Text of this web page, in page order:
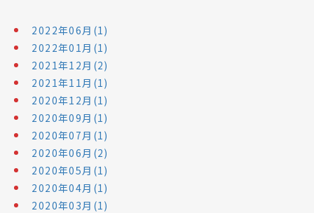
2022年06月(1)
2022年01月(1)
2021年12月(2)
2021年11月(1)
2020年12月(1)
2020年09月(1)
2020年07月(1)
2020年06月(2)
2020年05月(1)
2020年04月(1)
2020年03月(1)